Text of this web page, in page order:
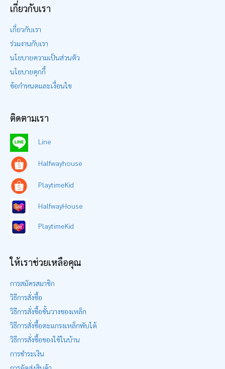
เกี่ยวกับเรา
เกี่ยวกับเรา
ร่วมงานกับเรา
นโยบายความเป็นส่วนตัว
นโยบายคุกกี้
ข้อกำหนดและเงื่อนไข
ติดตามเรา
Line
Halfwayhouse
PlaytimeKid
HalfwayHouse
PlaytimeKid
ให้เราช่วยเหลือคุณ
การสมัครสมาชิก
วิธีการสั่งซื้อ
วิธีการสั่งซื้อชั้นวางของเหล็ก
วิธีการสั่งซื้อตะแกรงเหล็กพับได้
วิธีการสั่งซื้อของใช้ในบ้าน
การชำระเงิน